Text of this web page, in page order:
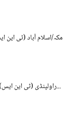
مکہ/اسلام آباد (ٹی
راولپنڈی (ٹی این ایس) ایس پی راول بیدار بخت گوندل کی...